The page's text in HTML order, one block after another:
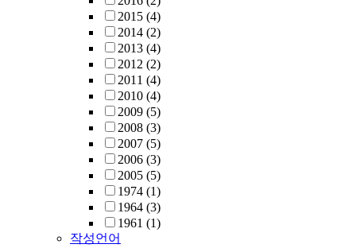
2015 (4)
2014 (2)
2013 (4)
2012 (2)
2011 (4)
2010 (4)
2009 (5)
2008 (3)
2007 (5)
2006 (3)
2005 (5)
1974 (1)
1964 (3)
1961 (1)
작성언어